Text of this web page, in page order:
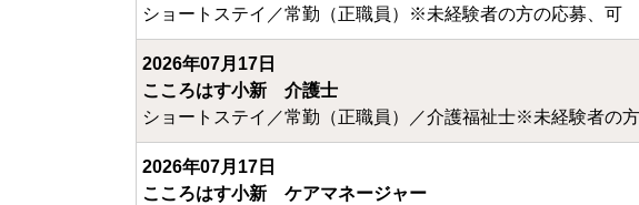
ショートステイ／常勤（正職員）※未経験者の方の応募、可
2026年07月17日
こころはす小新 介護士
ショートステイ／常勤（正職員）／介護福祉士※未経験者の方
2026年07月17日
こころはす小新 ケアマネージャー